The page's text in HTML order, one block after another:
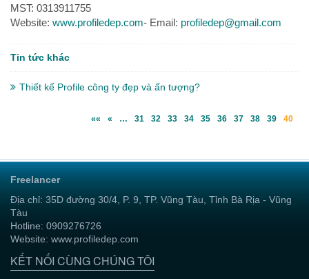
MST: 0313911755
Website: www.profiledep.com- Email: profiledep@gmail.com
Tin tức khác
Thiết kế Profile công ty đẹp và ấn tượng?
«« « … 31 32 33 34 35 36 37 38 39 40
Freelancer
Địa chỉ: 35D đường 30/4, P. 9, TP. Vũng Tàu, Tỉnh Bà Rịa - Vũng
Tàu
Hotline: 0909276726
Website: www.profiledep.com
KẾT NỐI CÙNG CHÚNG TÔI